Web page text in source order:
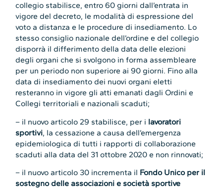
collegio stabilisce, entro 60 giorni dall’entrata in
vigore del decreto, le modalità di espressione del
voto a distanza e le procedure di insediamento. Lo
stesso consiglio nazionale dell’ordine e del collegio
disporrà il differimento della data delle elezioni
degli organi che si svolgono in forma assembleare
per un periodo non superiore ai 90 giorni. Fino alla
data di insediamento dei nuovi organi eletti
resteranno in vigore gli atti emanati dagli Ordini e
Collegi territoriali e nazionali scaduti;
– il nuovo articolo 29 stabilisce, per i lavoratori
sportivi, la cessazione a causa dell’emergenza
epidemiologica di tutti i rapporti di collaborazione
scaduti alla data del 31 ottobre 2020 e non rinnovati;
– il nuovo articolo 30 incrementa il Fondo Unico per il
sostegno delle associazioni e società sportive